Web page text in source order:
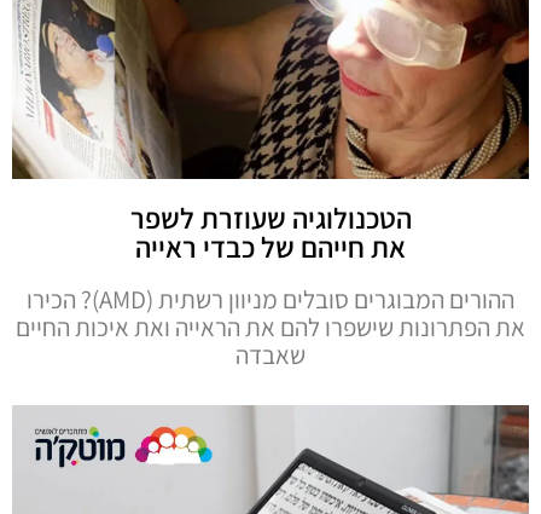
הטכנולוגיה שעוזרת לשפר
את חייהם של כבדי ראייה
ההורים המבוגרים סובלים מניוון רשתית (AMD)? הכירו
את הפתרונות שישפרו להם את הראייה ואת איכות החיים
שאבדה